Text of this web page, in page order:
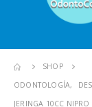
SHOP
ODONTOLOGÍA,
JERINGA 10CC